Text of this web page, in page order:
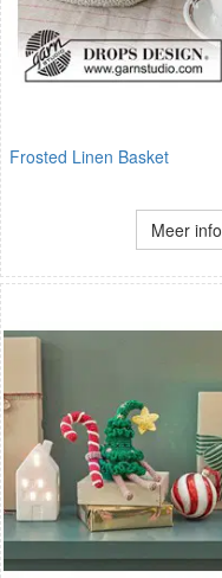
Frosted Linen Basket
Meer info